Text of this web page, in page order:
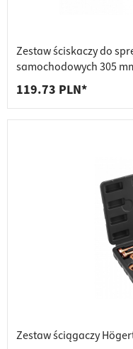
Zestaw ściskaczy do
samochodowych 305
119.73 PLN*
Zestaw ściągaczy